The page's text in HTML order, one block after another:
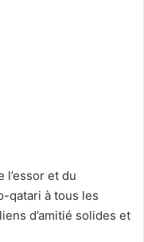
l’essor et du
qatari à tous les
d’amitié solides et